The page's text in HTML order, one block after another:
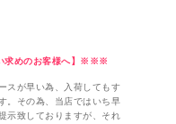
求めのお客様へ】※※※
スが早い為、入荷してもす
。その為、当店ではいち早
示致しておりますが、それ